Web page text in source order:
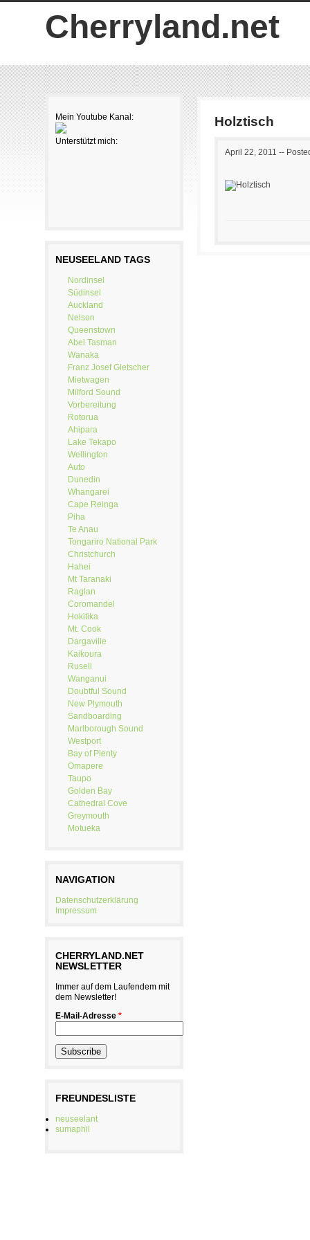
Skip to main content
Cherryland.net
Mein Youtube Kanal:
Unterstützt mich:
NEUSEELAND TAGS
Nordinsel
Südinsel
Auckland
Nelson
Queenstown
Abel Tasman
Wanaka
Franz Josef Gletscher
Mietwagen
Milford Sound
Vorbereitung
Rotorua
Ahipara
Lake Tekapo
Wellington
Auto
Dunedin
Whangarei
Cape Reinga
Piha
Te Anau
Tongariro National Park
Christchurch
Hahei
Mt Taranaki
Raglan
Coromandel
Hokitika
Mt. Cook
Dargaville
Kaikoura
Rusell
Wanganui
Doubtful Sound
New Plymouth
Sandboarding
Marlborough Sound
Westport
Bay of Plenty
Omapere
Taupo
Golden Bay
Cathedral Cove
Greymouth
Motueka
NAVIGATION
Datenschutzerklärung
Impressum
CHERRYLAND.NET
NEWSLETTER
Immer auf dem Laufendem mit
dem Newsletter!
E-Mail-Adresse *
FREUNDESLISTE
neuseelant
sumaphil
Holztisch
April 22, 2011 --